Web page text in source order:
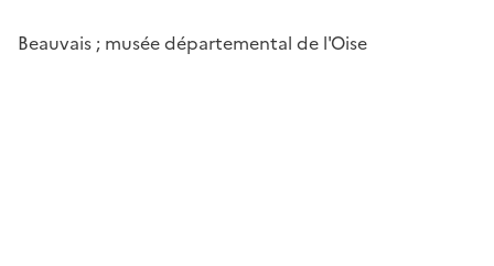
Beauvais ; musée départemental de l'Oise